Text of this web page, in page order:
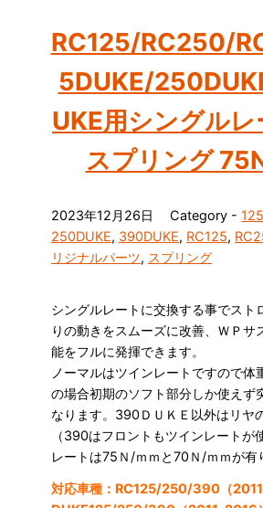
RC125/RC250/
5DUKE/
UKE用シングルレ
スプリング
2023年12月26日 Category -
250DUKE, 390DUKE, RC125,
リジナルパーツ, スプリング
シングルレートに交換する事でスト
りの動きをスムーズに改善、ＷＰサ
能をフルに発揮できます。
ノーマルはツインレートですので体
の場合初期のソフト部分しか使えず
なります。390ＤＵＫＥ以外はリヤ
（390はフロントもツインレートが
レートは75Ｎ/ｍｍと70Ｎ/ｍｍが有
対応車種：RC125/250/390（